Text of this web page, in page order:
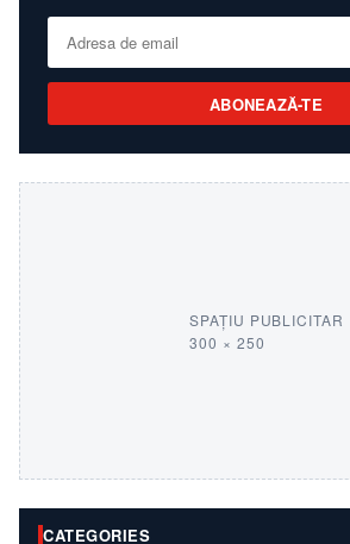
ABONEAZĂ-TE
SPAȚIU PUBLICITAR
300 × 250
CATEGORIES